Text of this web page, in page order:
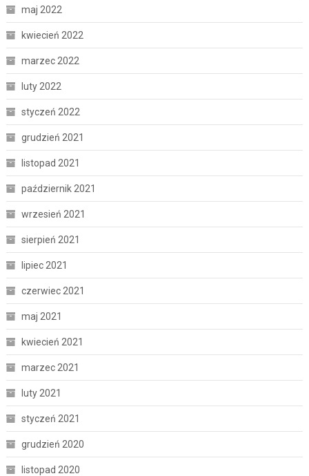
maj 2022
kwiecień 2022
marzec 2022
luty 2022
styczeń 2022
grudzień 2021
listopad 2021
październik 2021
wrzesień 2021
sierpień 2021
lipiec 2021
czerwiec 2021
maj 2021
kwiecień 2021
marzec 2021
luty 2021
styczeń 2021
grudzień 2020
listopad 2020